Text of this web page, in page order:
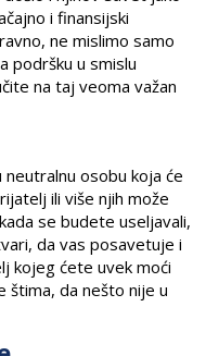
i finansijski
ne mislimo samo
podršku u smislu
na taj veoma važan
osobu koja će
ili više njih može
se budete useljavali,
da vas posavetuje i
kojeg ćete uvek moći
štima, da nešto nije u